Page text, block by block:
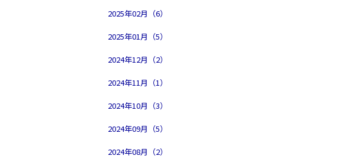
2025年02月（6）
2025年01月（5）
2024年12月（2）
2024年11月（1）
2024年10月（3）
2024年09月（5）
2024年08月（2）